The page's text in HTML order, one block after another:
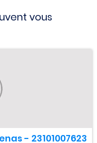
vous
- 23101007623